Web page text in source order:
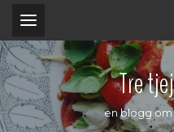
Tre
en blogg om